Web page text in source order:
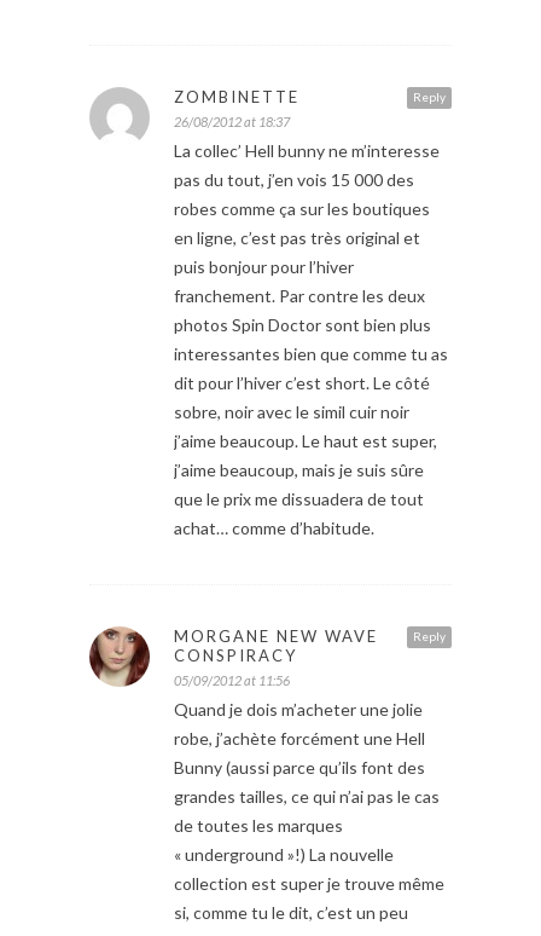
Reply
ZOMBINETTE
26/08/2012 at 18:37
La collec’ Hell bunny ne m’interesse
pas du tout, j’en vois 15 000 des
robes comme ça sur les boutiques
en ligne, c’est pas très original et
puis bonjour pour l’hiver
franchement. Par contre les deux
photos Spin Doctor sont bien plus
interessantes bien que comme tu as
dit pour l’hiver c’est short. Le côté
sobre, noir avec le simil cuir noir
j’aime beaucoup. Le haut est super,
j’aime beaucoup, mais je suis sûre
que le prix me dissuadera de tout
achat… comme d’habitude.
Reply
MORGANE NEW WAVE
CONSPIRACY
05/09/2012 at 11:56
Quand je dois m’acheter une jolie
robe, j’achète forcément une Hell
Bunny (aussi parce qu’ils font des
grandes tailles, ce qui n’ai pas le cas
de toutes les marques
« underground »!) La nouvelle
collection est super je trouve même
si, comme tu le dit, c’est un peu